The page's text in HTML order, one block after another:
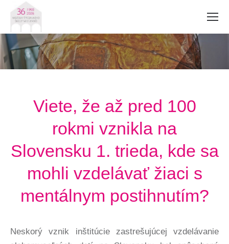
Viete, že až pred 100
rokmi vznikla na
Slovensku 1. trieda, kde sa
mohli vzdelávať žiaci s
mentálnym postihnutím?
Neskorý vznik inštitúcie zastrešujúcej vzdelávanie